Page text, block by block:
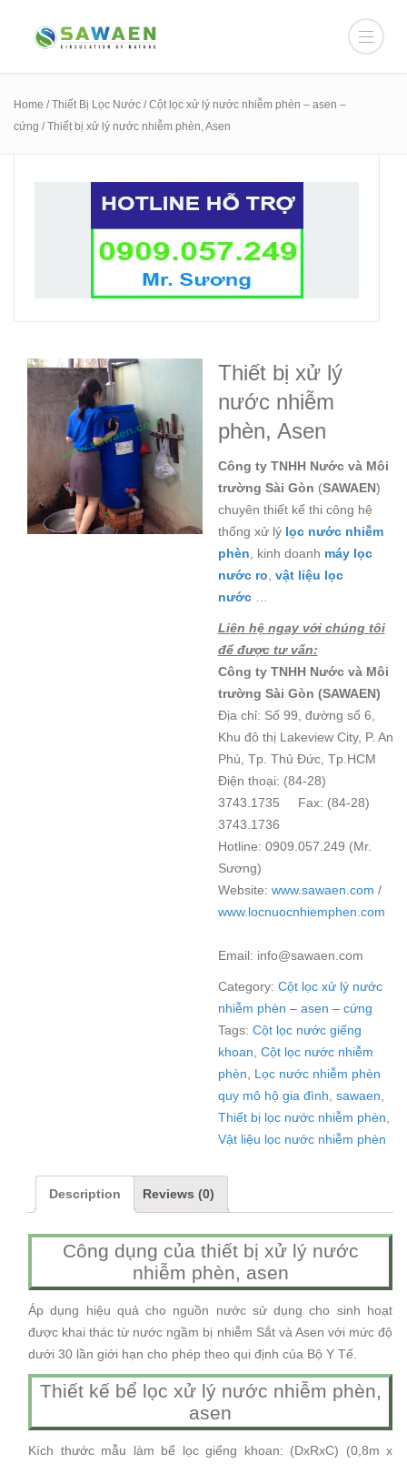
Home /Thiết Bị Lọc Nước /Cột lọc xử lý nước nhiễm phèn – asen –
cứng / Thiết bị xử lý nước nhiễm phèn, Asen
Thiết bị xử lý
nước nhiễm
phèn, Asen
Công ty TNHH Nước và Môi
trường Sài Gòn (SAWAEN)
chuyên thiết kế thi công hệ
thống xử lý lọc nước nhiễm
phèn , kinh doanh máy lọc
nước ro vật liệu lọc
nước…
Liên hệ ngay với chúng tôi
để được tư vấn:
Công ty TNHH Nước và Môi
trường Sài Gòn (SAWAEN)
Địa chỉ: Số 99, đường số 6,
Khu đô thị Lakeview City, P. An
Phú, Tp. Thủ Đức, Tp.HCM
Điện thoại: (84-28)
3743.1735 Fax: (84-28)
3743.1736
Hotline: 0909.057.249 (Mr.
Sương)
Website: www.sawaen.com /
www.locnuocnhiemphen.com
Email: info@sawaen.com
Category: Cột lọc xử lý nước
nhiễm phèn – asen – cứng
Tags: Cột lọc nước giếng
khoan Cột lọc nước nhiễm
phèn
Lọc nước nhiễm phèn
quy mô hộ gia đình sawaen
Thiết bị lọc nước nhiễm phèn
Vật liệu lọc nước nhiễm phèn
Description Reviews (0)
Công dụng của thiết bị xử lý nước
nhiễm phèn, asen
Áp dụng hiệu quả cho nguồn nước sử dụng cho sinh hoạt
được khai thác từ nước ngầm bị nhiễm Sắt và Asen với mức độ
dưới 30 lần giới hạn cho phép theo qui định của Bộ Y Tế.
Thiết kế bể lọc xử lý nước nhiễm phèn,
asen
Kích thước mẫu làm bể lọc giếng khoan: (DxRxC) (0,8m x